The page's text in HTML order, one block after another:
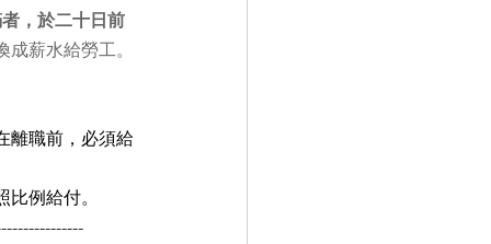
，於二十日前
薪水給勞工。
離職前，必須給
例給付。